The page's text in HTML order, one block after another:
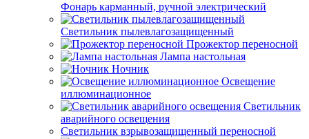
Фонарь карманный, ручной электрический
Светильник пылевлагозащищенный
Прожектор переносной
Лампа настольная
Ночник
Освещение
иллюминационное
Светильник
аварийного освещения
Светильник взрывозащищенный переносной